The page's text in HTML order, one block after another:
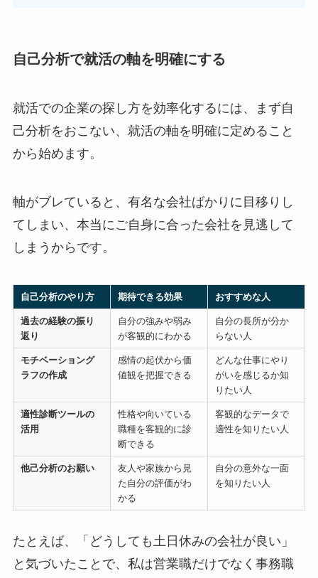
自己分析で就活の軸を明確にする
就活での企業の探し方を効率化するには、まず自
己分析をおこない、就活の軸を明確に定めること
から始めます。
軸がブレていると、有名な会社ばかりに目移りし
てしまい、本当にご自身に合った会社を見逃して
しまうからです。
自己分析のやり方 期待できる効果 おすすめな人
過去の経験の振り
返り
自分の強みや弱み
が客観的にわかる
自分の長所が分か
らない人
モチベーショング
ラフの作成
感情の起伏から価
値観を把握できる
どんな仕事にやり
がいを感じるか知
りたい人
適性診断ツールの
活用
性格や向いている
職種を客観的に診
断できる
客観的なデータで
適性を知りたい人
他己分析のお願い
友人や家族から見
た自分の評価がわ
かる
自分の意外な一面
を知りたい人
たとえば、「どうしても土日休みの会社が良い」
と気づいたことで、私は営業職だけでなく事務職